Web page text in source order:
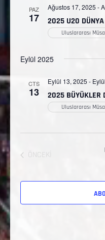
PAZ
17 2025 U20
Ağustos 17, 2025 -
Uluslararası
Eylül 2025
CTS
13 2025 BÜYÜKLER
Eylül 13, 2025 -
Uluslararası
ÖNCEKI